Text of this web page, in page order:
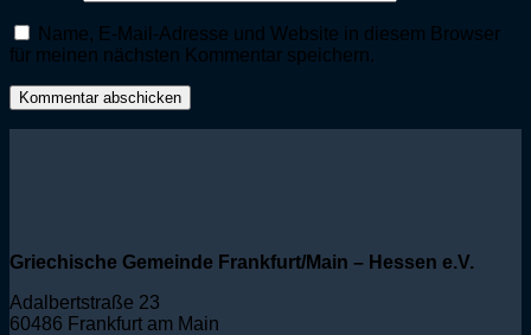
Name, E-Mail-Adresse und Website in diesem Browser
für meinen nächsten Kommentar speichern.
Griechische Gemeinde Frankfurt/Main – Hessen e.V.
Adalbertstraße 23
60486 Frankfurt am Main